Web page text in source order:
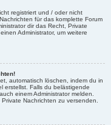
registriert und / oder nicht
für das komplette Forum
dir das Recht, Private
Administrator, um weitere
automatisch löschen, indem du in
erstellst. Falls du belästigende
einem Administrator melden.
Nachrichten zu versenden.